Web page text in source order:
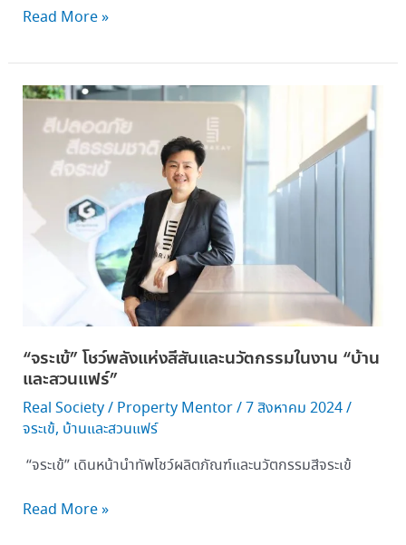
Read More »
“จระเข้” โชว์พลังแห่งสีสันและนวัตกรรมในงาน “บ้าน
และสวนแฟร์”
Real Society/ Property Mentor/7 สิงหาคม 2024/
จระเข้, บ้านและสวนแฟร์
“จระเข้” เดินหน้านำทัพโชว์ผลิตภัณฑ์และนวัตกรรมสีจระเข้
“จระเข้”
สีสัน
และ
นวัตกรรม
Read More »